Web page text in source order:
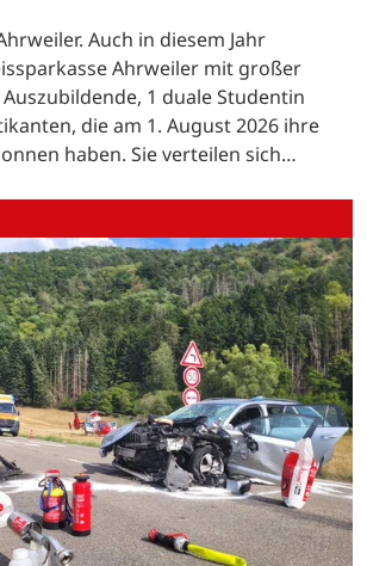
Auch in diesem Jahr
Ahrweiler mit großer
1 duale Studentin
die am 1. August 2026 ihre
haben. Sie verteilen sich…